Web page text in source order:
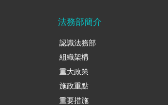
法務部簡介
認識法務部
組織架構
重大政策
施政重點
重要措施